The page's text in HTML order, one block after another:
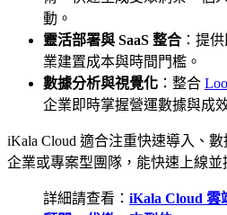
動。
靈活部署與 SaaS 整合 ：提
業建置成本與時間門檻。
數據分析與視覺化 ：整合
企業即時掌握營運數據與成
iKala Cloud 適合注重快速導入、
企業或專案型團隊，能快速上線並
詳細請查看： iKala Cloud 雲